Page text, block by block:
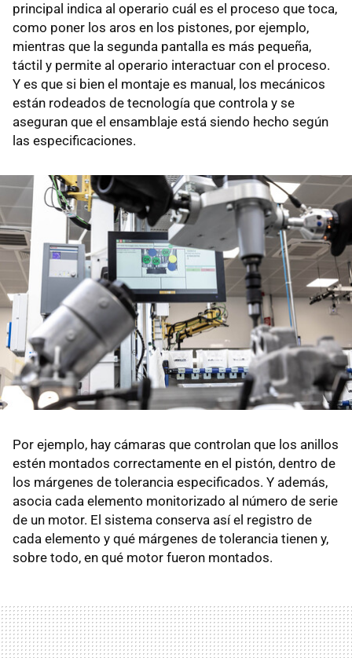
principal indica al operario cuál es el proceso que toca,
como poner los aros en los pistones, por ejemplo,
mientras que la segunda pantalla es más pequeña,
táctil y permite al operario interactuar con el proceso.
Y es que si bien el montaje es manual, los mecánicos
están rodeados de tecnología que controla y se
aseguran que el ensamblaje está siendo hecho según
las especificaciones.
Por ejemplo, hay cámaras que controlan que los anillos
estén montados correctamente en el pistón, dentro de
los márgenes de tolerancia especificados. Y además,
asocia cada elemento monitorizado al número de serie
de un motor. El sistema conserva así el registro de
cada elemento y qué márgenes de tolerancia tienen y,
sobre todo, en qué motor fueron montados.